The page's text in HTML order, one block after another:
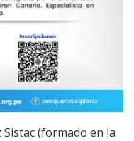
(formado en la